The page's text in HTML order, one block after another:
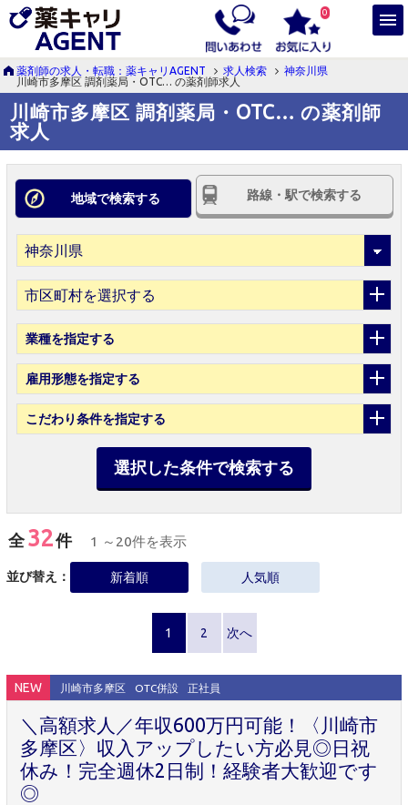
0
薬剤師の求人・転職：薬キャリAGENT 求人検索
神奈川県
川崎市多摩区 調剤薬局・OTC… の薬剤師求人
川崎市多摩区 調剤薬局・OTC… の薬剤師
求人
地域で検索する 路線・駅で検索する
市区町村を選択する
業種を指定する
雇用形態を指定する
こだわり条件を指定する
選択した条件で検索する
全32件 1 ～20件を表示
並び替え： 新着順 人気順
1 2 次へ
NEW 川崎市多摩区 OTC併設 正社員
＼高額求人／年収600万円可能！〈川崎市
多摩区〉収入アップしたい方必見◎日祝
休み！完全週休2日制！経験者大歓迎です
◎